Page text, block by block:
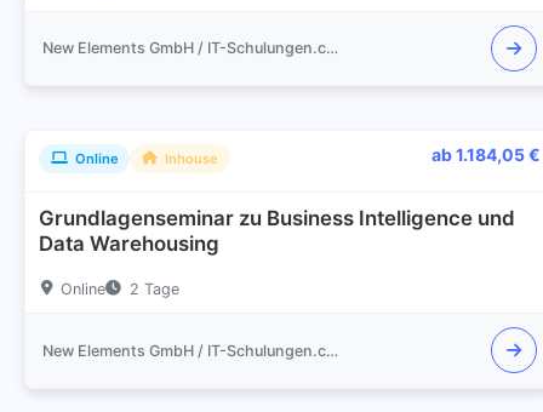
New Elements GmbH / IT-Schulungen.com
Online Inhouse ab 1.184,05 €
Grundlagenseminar zu Business Intelligence und
Data Warehousing
Online 2 Tage
New Elements GmbH / IT-Schulungen.com